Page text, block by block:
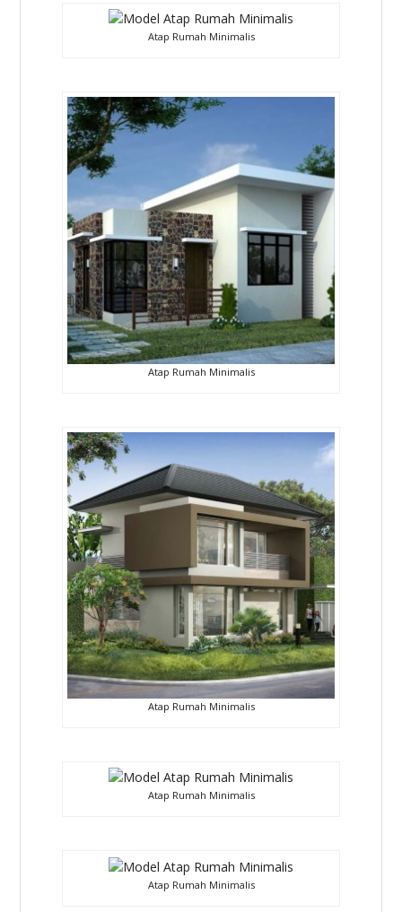
Atap Rumah Minimalis
Atap Rumah Minimalis
Atap Rumah Minimalis
Atap Rumah Minimalis
Atap Rumah Minimalis